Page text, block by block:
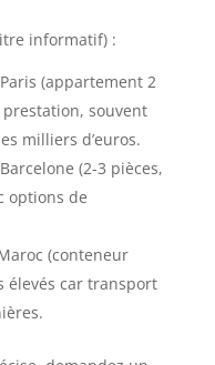
informatif) :
(appartement 2
souvent
milliers d’euros.
(2-3 pièces,
options de
(conteneur
élevés car transport